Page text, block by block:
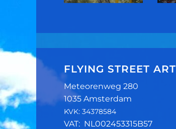
FLYING STREET ART
Meteorenweg 280
1035 Amsterdam
KVK: 34378584
VAT: NL002453315B57